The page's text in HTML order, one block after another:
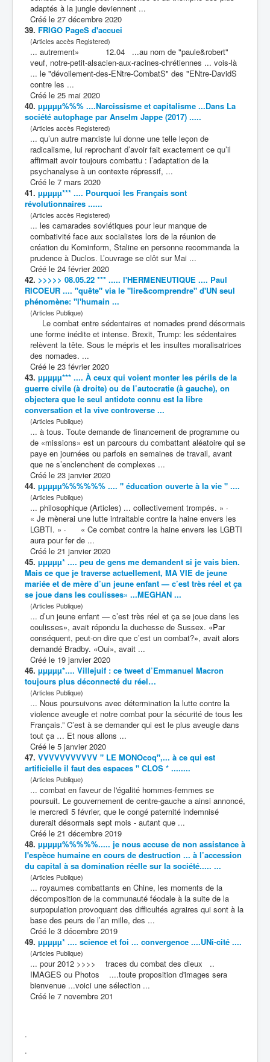
adaptés à la jungle deviennent ...
Créé le 27 décembre 2020
39. FRIGO PageS d'accuei
(Articles accès Registered)
... autrement» 12.04 ...au nom de "paule&robert"
veuf, notre-petit-alsacien-aux-racines-chrétiennes ... vois-là
... le "dévoilement-des-ENtre-CombatS" des "ENtre-DavidS
contre les ...
Créé le 25 mai 2020
40. µµµµµ%%% ....Narcissisme et capitalisme ...Dans La
société autophage par Anselm Jappe (2017) .....
(Articles accès Registered)
... qu’un autre marxiste lui donne une telle leçon de
radicalisme, lui reprochant d’avoir fait exactement ce qu’il
affirmait avoir toujours combattu : l’adaptation de la
psychanalyse à un contexte répressif, ...
Créé le 7 mars 2020
41. µµµµµ*** .... Pourquoi les Français sont
révolutionnaires ......
(Articles accès Registered)
... les camarades soviétiques pour leur manque de
combativité face aux socialistes lors de la réunion de
création du Kominform, Staline en personne recommanda la
prudence à Duclos. L’ouvrage se clôt sur Mai ...
Créé le 24 février 2020
42. >>>>> 08.05.22 *** ..... l'HERMENEUTIQUE .... Paul
RICOEUR .... "quête" via le "lire&comprendre" d'UN seul
phénomène: "l'humain ...
(Articles Publique)
Le combat entre sédentaires et nomades prend désormais
une forme inédite et intense. Brexit, Trump: les sédentaires
relèvent la tête. Sous le mépris et les insultes moralisatrices
des nomades. ...
Créé le 23 février 2020
43. µµµµµ*** .... À ceux qui voient monter les périls de la
guerre civile (à droite) ou de l’autocratie (à gauche), on
objectera que le seul antidote connu est la libre
conversation et la vive controverse ...
(Articles Publique)
... à tous. Toute demande de financement de programme ou
de «missions» est un parcours du combattant aléatoire qui se
paye en journées ou parfois en semaines de travail, avant
que ne s’enclenchent de complexes ...
Créé le 23 janvier 2020
44. µµµµµ%%%%%% .... " éducation ouverte à la vie " ....
(Articles Publique)
... philosophique (Articles) ... collectivement trompés. » ·
« Je mènerai une lutte intraitable contre la haine envers les
LGBTI. » · « Ce combat contre la haine envers les LGBTI
aura pour fer de ...
Créé le 21 janvier 2020
45. µµµµµ* .... peu de gens me demandent si je vais bien.
Mais ce que je traverse actuellement, MA VIE de jeune
mariée et de mère d’un jeune enfant — c’est très réel et ça
se joue dans les coulisses» ...MEGHAN ...
(Articles Publique)
... d’un jeune enfant — c’est très réel et ça se joue dans les
coulisses», avait répondu la duchesse de Sussex. «Par
conséquent, peut-on dire que c’est un combat?», avait alors
demandé Bradby. «Oui», avait ...
Créé le 19 janvier 2020
46. µµµµµ*.... Villejuif : ce tweet d’Emmanuel Macron
toujours plus déconnecté du réel…
(Articles Publique)
... Nous poursuivons avec détermination la lutte contre la
violence aveugle et notre combat pour la sécurité de tous les
Français.” C’est à se demander qui est le plus aveugle dans
tout ça … Et nous allons ...
Créé le 5 janvier 2020
47. VVVVVVVVVVV " LE MONOcoq",... à ce qui est
artificielle il faut des espaces " CLOS * ........
(Articles Publique)
... combat en faveur de l'égalité hommes-femmes se
poursuit. Le gouvernement de centre-gauche a ainsi annoncé,
le mercredi 5 février, que le congé paternité indemnisé
durerait désormais sept mois - autant que ...
Créé le 21 décembre 2019
48. µµµµµ%%%%%..... je nous accuse de non assistance à
l'espèce humaine en cours de destruction ... à l’accession
du capital à sa domination réelle sur la société..... ...
(Articles Publique)
... royaumes combattants en Chine, les moments de la
décomposition de la communauté féodale à la suite de la
surpopulation provoquant des difficultés agraires qui sont à la
base des peurs de l’an mille, des ...
Créé le 3 décembre 2019
49. µµµµµ* .... science et foi ... convergence ....UNi-cité ....
(Articles Publique)
... pour 2012 >>>> traces du combat des dieux ..
IMAGES ou Photos ....toute proposition d'images sera
bienvenue ...voici une sélection ...
Créé le 7 novembre 201
.
.